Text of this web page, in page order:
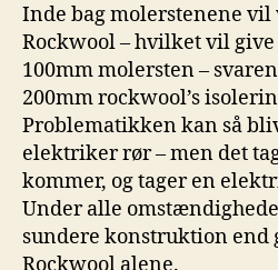
Inde bag molerstenene
Rockwool – hvilket vil
100mm molersten –
200mm rockwool’s
Problematikken kan så
elektriker rør – men det
kommer, og tager en
Under alle
sundere konstruktion end
Rockwool alene.